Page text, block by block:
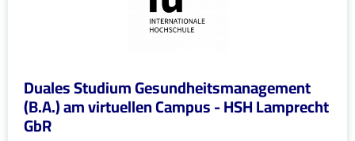
Duales Studium Gesundheitsmanagement
(B.A.) am virtuellen Campus - HSH Lamprecht
GbR